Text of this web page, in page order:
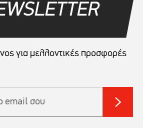
για μελλοντικές προσφορές